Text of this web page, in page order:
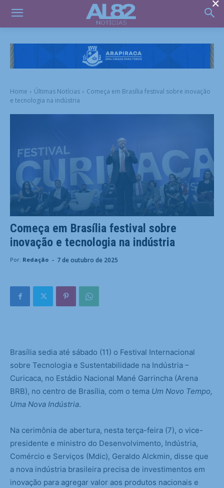
Home Últimas Notícias
Começa em Brasília festival sobre inovação
e tecnologia na indústria
Começa em Brasília festival sobre
inovação e tecnologia na indústria
Por: Redação - 7 de outubro de 2025
Brasília sedia até sábado (11) o Festival Internacional
sobre Tecnologia e Sustentabilidade na Indústria –
Curicaca, no Estádio Nacional Mané Garrincha (Arena
BRB), no centro de Brasília, com o tema Um Novo Tempo,
Uma Nova Indústria.
Na cerimônia de abertura, nesta terça-feira (7), o vice-
presidente e ministro do Desenvolvimento, Indústria,
Comércio e Serviços (Mdic), Geraldo Alckmin, disse que
a nova indústria brasileira precisa de investimentos em
inovação para agregar valor aos produtos nacionais e